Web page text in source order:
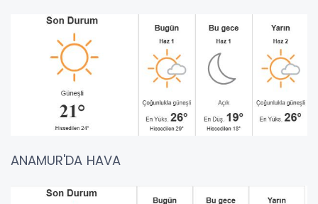
ANAMUR'DA HAVA